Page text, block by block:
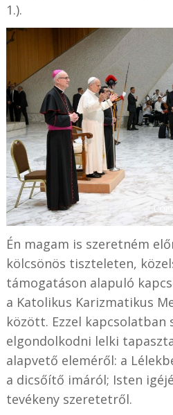
1.).
Én magam is szeretném
kölcsönös tiszteleten,
támogatáson alapuló
a Katolikus Karizmatikus
között. Ezzel kapcsolatban
elgondolkodni lelki
alapvető eleméről: a
a dicsőítő imáról; Isten
tevékeny szeretetről.